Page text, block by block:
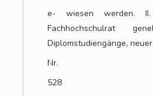
e- wiesen werden.
Fachhochschulrat
Diplomstudiengänge,
Nr.
528